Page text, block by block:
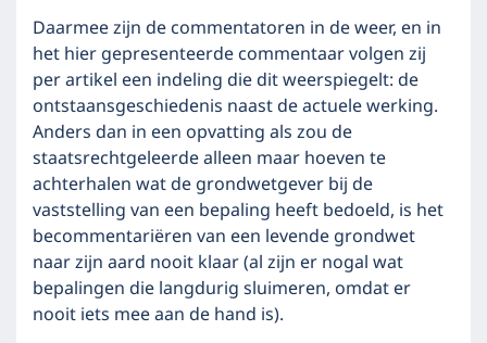
Daarmee zijn de commentatoren in de weer, en in
het hier gepresenteerde commentaar volgen zij
per artikel een indeling die dit weerspiegelt: de
ontstaansgeschiedenis naast de actuele werking.
Anders dan in een opvatting als zou de
staatsrechtgeleerde alleen maar hoeven te
achterhalen wat de grondwetgever bij de
vaststelling van een bepaling heeft bedoeld, is het
becommentariëren van een levende grondwet
naar zijn aard nooit klaar (al zijn er nogal wat
bepalingen die langdurig sluimeren, omdat er
nooit iets mee aan de hand is).